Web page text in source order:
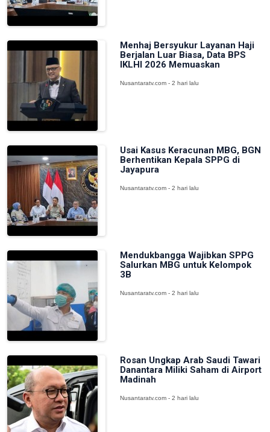
Menhaj Bersyukur Layanan Haji
Berjalan Luar Biasa, Data BPS
IKLHI 2026 Memuaskan
Nusantaratv.com - 2 hari lalu
Usai Kasus Keracunan MBG, BGN
Berhentikan Kepala SPPG di
Jayapura
Nusantaratv.com - 2 hari lalu
Mendukbangga Wajibkan SPPG
Salurkan MBG untuk Kelompok
3B
Nusantaratv.com - 2 hari lalu
Rosan Ungkap Arab Saudi Tawari
Danantara Miliki Saham di Airport
Madinah
Nusantaratv.com - 2 hari lalu